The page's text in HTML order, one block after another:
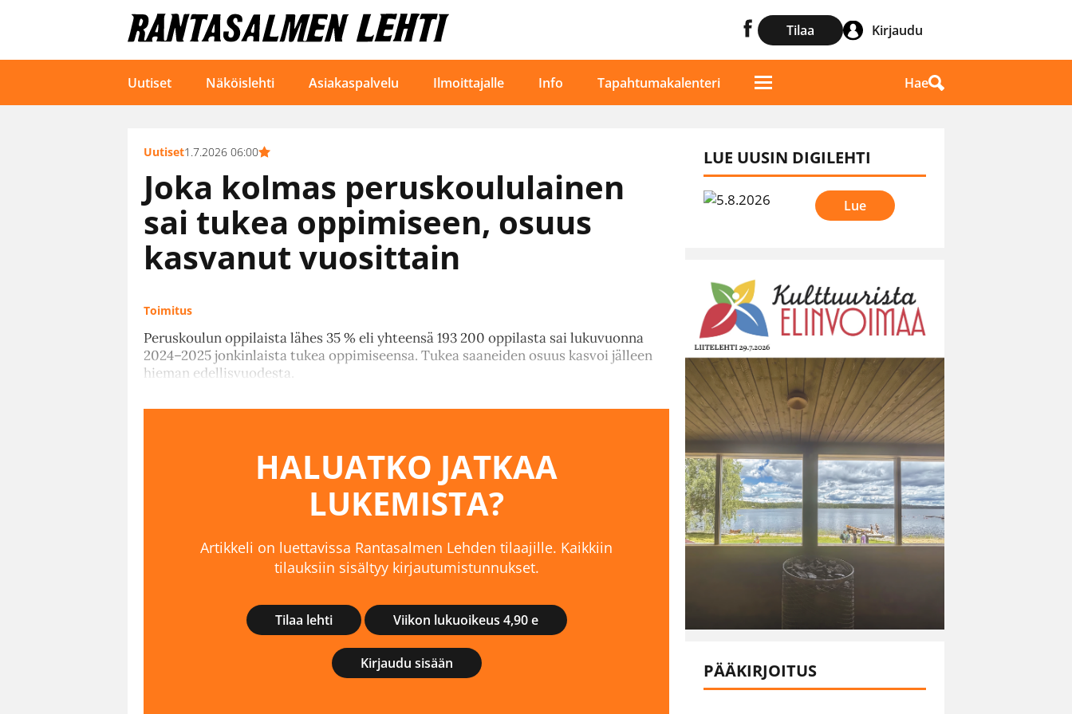
Tilaa Kirjaudu
Uutiset Näköislehti Asiakaspalvelu Ilmoittajalle Info Tapahtumakalenteri Hae
Uutiset1.7.2026 06:00
Joka kolmas peruskoululainen
sai tukea oppimiseen, osuus
kasvanut vuosittain
Toimitus
Peruskoulun oppilaista lähes 35 % eli yhteensä 193 200 oppilasta sai lukuvuonna
2024–2025 jonkinlaista tukea oppimiseensa. Tukea saaneiden osuus kasvoi jälleen
hieman edellisvuodesta.
HALUATKO JATKAA
LUKEMISTA?
Artikkeli on luettavissa Rantasalmen Lehden tilaajille. Kaikkiin
tilauksiin sisältyy kirjautumistunnukset.
Tilaa lehti Viikon lukuoikeus 4,90 e
Kirjaudu sisään
LUE UUSIN DIGILEHTI
Lue
PÄÄKIRJOITUS